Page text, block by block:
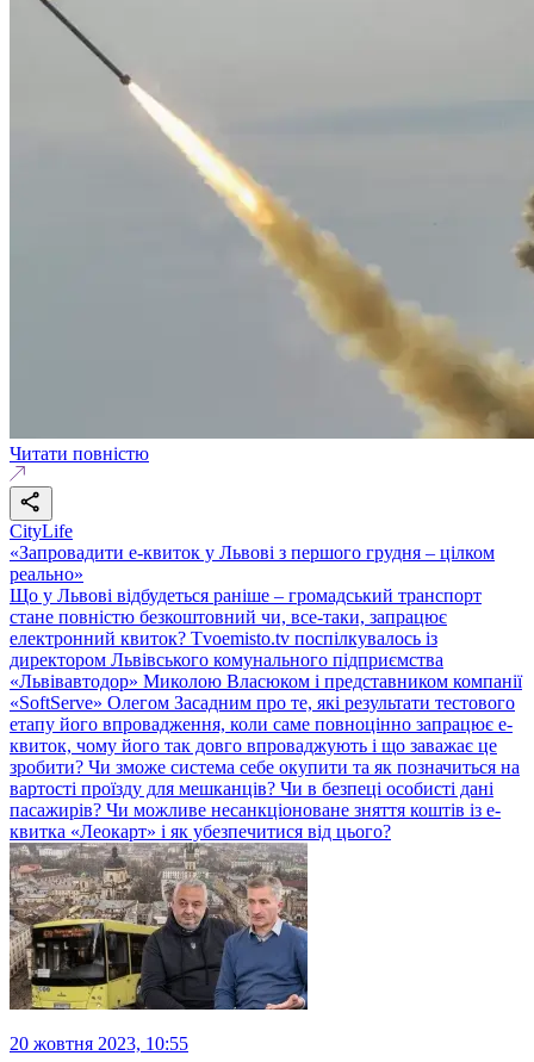
Читати повністю
CityLife
«Запровадити е-квиток у Львові з першого грудня – цілком
реально»
Що у Львові відбудеться раніше – громадський транспорт
стане повністю безкоштовний чи, все-таки, запрацює
електронний квиток? Tvoemisto.tv поспілкувалось із
директором Львівського комунального підприємства
«Львівавтодор» Миколою Власюком і представником компанії
«SoftServe» Олегом Засадним про те, які результати тестового
етапу його впровадження, коли саме повноцінно запрацює е-
квиток, чому його так довго впроваджують і що заважає це
зробити? Чи зможе система себе окупити та як позначиться на
вартості проїзду для мешканців? Чи в безпеці особисті дані
пасажирів? Чи можливе несанкціоноване зняття коштів із е-
квитка «Леокарт» і як убезпечитися від цього?
20 жовтня 2023, 10:55